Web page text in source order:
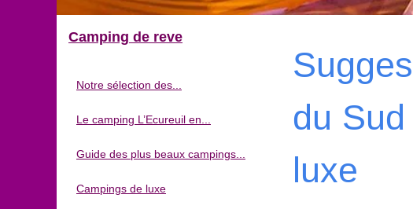
du
luxe
Camping de reve
Notre sélection des...
Le camping L’Ecureuil en...
Guide des plus beaux campings...
Campings de luxe